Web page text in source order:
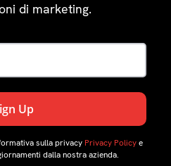
di marketing.
sulla privacy Privacy Policye
dalla nostra azienda.